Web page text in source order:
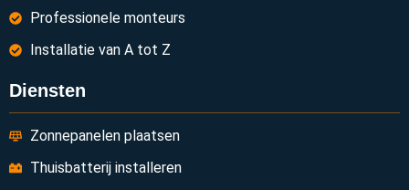
Professionele monteurs
Installatie van A tot Z
Diensten
Zonnepanelen plaatsen
Thuisbatterij installeren